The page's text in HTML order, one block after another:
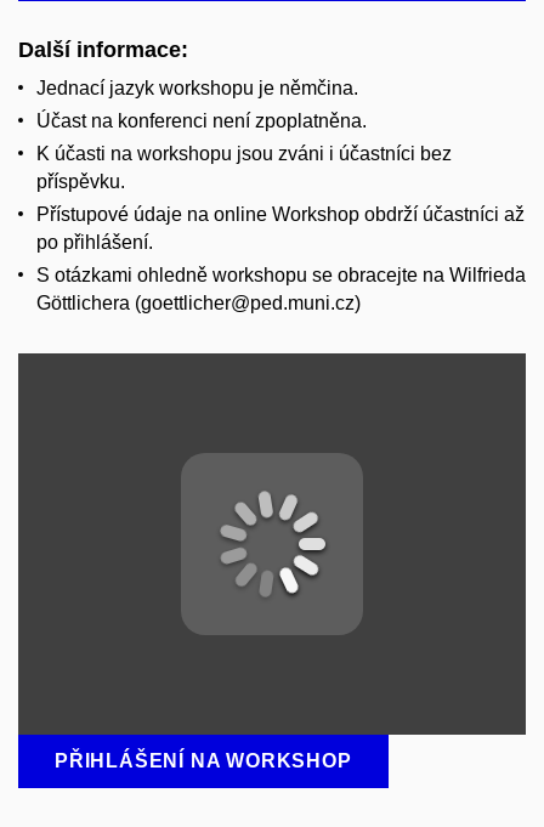
Další informace:
Jednací jazyk workshopu je němčina.
Účast na konferenci není zpoplatněna.
K účasti na workshopu jsou zváni i účastníci bez
příspěvku.
Přístupové údaje na online Workshop obdrží účastníci až
po přihlášení.
S otázkami ohledně workshopu se obracejte na Wilfrieda
Göttlichera (goettlicher@ped.muni.cz)
PŘIHLÁŠENÍ NA WORKSHOP